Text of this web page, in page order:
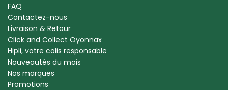
FAQ
Contactez-nous
Livraison & Retour
Click and Collect Oyonnax
Hipli, votre colis responsable
Nouveautés du mois
Nos marques
Promotions